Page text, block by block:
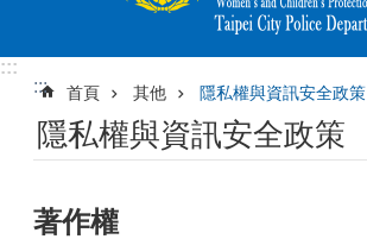
:::
:::
首頁 其他 隱私權與資訊安全政策
隱私權與資訊安全政策
著作權